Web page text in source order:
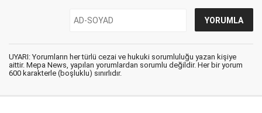
UYARI: Yorumların her türlü cezai ve hukuki sorumluluğu yazan kişiye
aittir. Mepa News, yapılan yorumlardan sorumlu değildir. Her bir yorum
600 karakterle (boşluklu) sınırlıdır.